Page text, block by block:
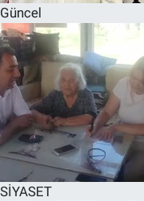
Güncel
SİYASET